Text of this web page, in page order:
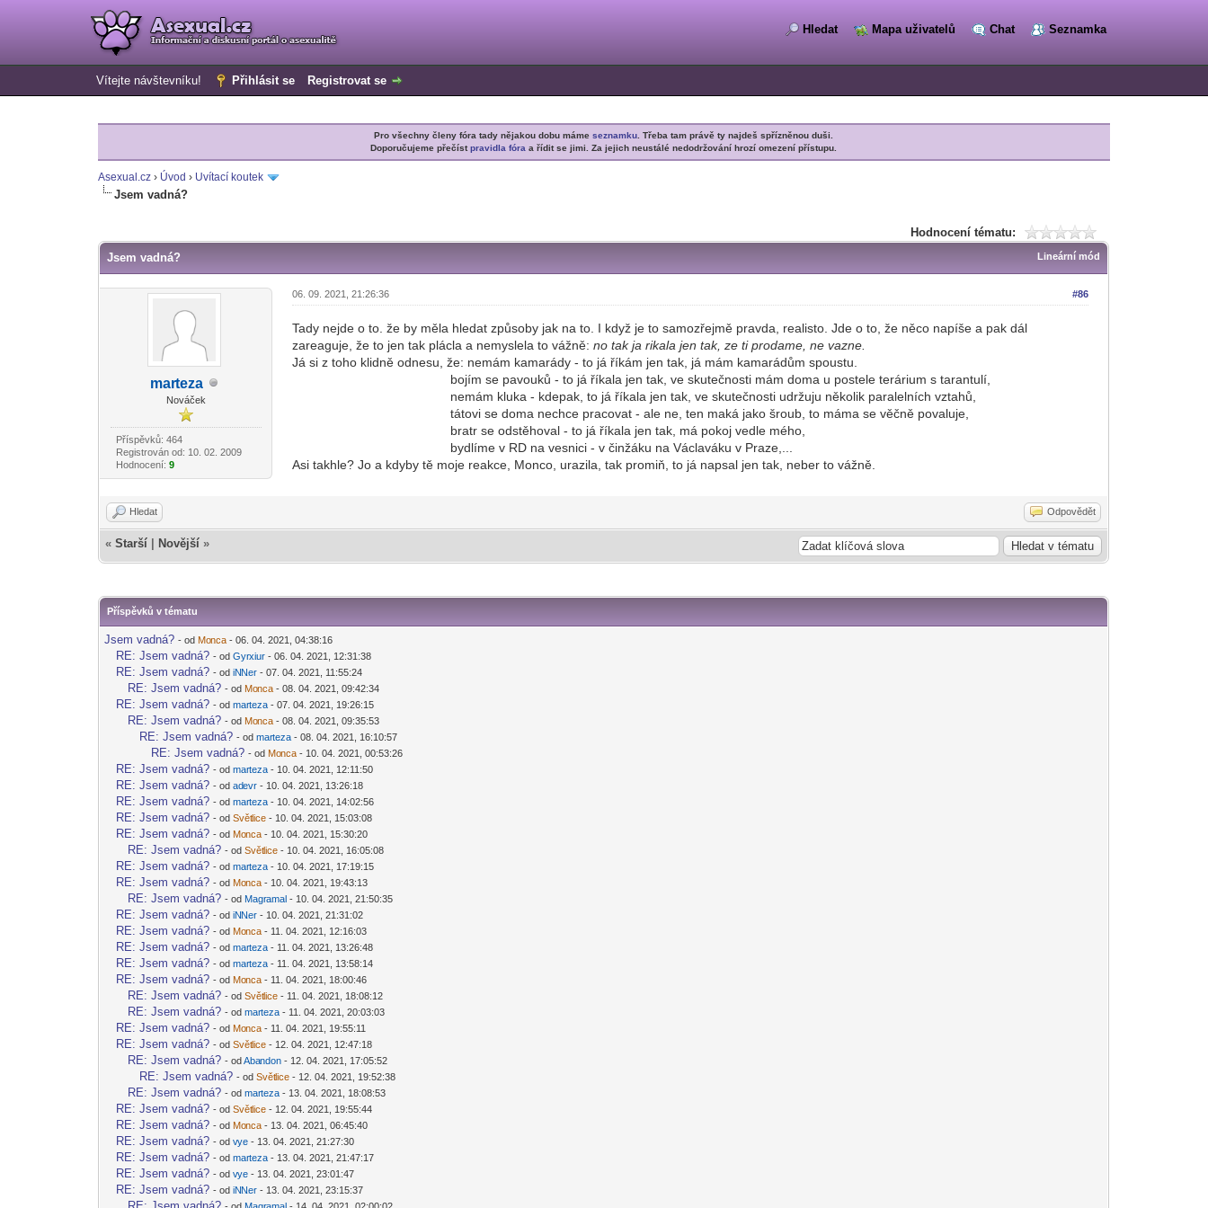
Hledat Mapa uživatelů Chat Seznamka
Vítejte návštevníku! Přihlásit se Registrovat se
Pro všechny členy fóra tady nějakou dobu mámeseznamku . Třeba tam právě ty najdeš spřízněnou duši.
Doporučujeme přečístpravidla fóra a řídit se jimi. Za jejich neustálé nedodržování hrozí omezení přístupu.
Asexual.cz › Úvod › Uvítací koutek
Jsem vadná?
Hodnocení tématu:
Lineární mód
Jsem vadná?
marteza
Nováček
Příspěvků: 464
Registrován od: 10. 02. 2009
Hodnocení: 9
#86
06. 09. 2021, 21:26:36
Tady nejde o to. že by měla hledat způsoby jak na to. I když je to samozřejmě pravda, realisto. Jde o to, že něco napíše a pak dál
zareaguje, že to jen tak plácla a nemyslela to vážně: no tak ja rikala jen tak, ze ti prodame, ne vazne.
Já si z toho klidně odnesu, že: nemám kamarády - to já říkám jen tak, já mám kamarádům spoustu.
bojím se pavouků - to já říkala jen tak, ve skutečnosti mám doma u postele terárium s tarantulí,
nemám kluka - kdepak, to já říkala jen tak, ve skutečnosti udržuju několik paralelních vztahů,
tátovi se doma nechce pracovat - ale ne, ten maká jako šroub, to máma se věčně povaluje,
bratr se odstěhoval - to já říkala jen tak, má pokoj vedle mého,
bydlíme v RD na vesnici - v činžáku na Václaváku v Praze,...
Asi takhle? Jo a kdyby tě moje reakce, Monco, urazila, tak promiň, to já napsal jen tak, neber to vážně.
Hledat Odpovědět
«Starší Novější »
Příspěvků v tématu
Jsem vadná? - od Monca - 06. 04. 2021, 04:38:16
RE: Jsem vadná? - odGyrxiur - 06. 04. 2021, 12:31:38
RE: Jsem vadná? - odiNNer - 07. 04. 2021, 11:55:24
RE: Jsem vadná? - od Monca - 08. 04. 2021, 09:42:34
RE: Jsem vadná? - odmarteza - 07. 04. 2021, 19:26:15
RE: Jsem vadná? - od Monca - 08. 04. 2021, 09:35:53
RE: Jsem vadná? - odmarteza - 08. 04. 2021, 16:10:57
RE: Jsem vadná? - od Monca - 10. 04. 2021, 00:53:26
RE: Jsem vadná? - odmarteza - 10. 04. 2021, 12:11:50
RE: Jsem vadná? - odadevr - 10. 04. 2021, 13:26:18
RE: Jsem vadná? - odmarteza - 10. 04. 2021, 14:02:56
RE: Jsem vadná? - odSvětlice - 10. 04. 2021, 15:03:08
RE: Jsem vadná? - od Monca - 10. 04. 2021, 15:30:20
RE: Jsem vadná? - odSvětlice - 10. 04. 2021, 16:05:08
RE: Jsem vadná? - odmarteza - 10. 04. 2021, 17:19:15
RE: Jsem vadná? - od Monca - 10. 04. 2021, 19:43:13
RE: Jsem vadná? - od Magramal - 10. 04. 2021, 21:50:35
RE: Jsem vadná? - odiNNer - 10. 04. 2021, 21:31:02
RE: Jsem vadná? - od Monca - 11. 04. 2021, 12:16:03
RE: Jsem vadná? - odmarteza - 11. 04. 2021, 13:26:48
RE: Jsem vadná? - odmarteza - 11. 04. 2021, 13:58:14
RE: Jsem vadná? - od Monca - 11. 04. 2021, 18:00:46
RE: Jsem vadná? - odSvětlice - 11. 04. 2021, 18:08:12
RE: Jsem vadná? - odmarteza - 11. 04. 2021, 20:03:03
RE: Jsem vadná? - od Monca - 11. 04. 2021, 19:55:11
RE: Jsem vadná? - odSvětlice - 12. 04. 2021, 12:47:18
RE: Jsem vadná? - odAbandon - 12. 04. 2021, 17:05:52
RE: Jsem vadná? - odSvětlice - 12. 04. 2021, 19:52:38
RE: Jsem vadná? - odmarteza - 13. 04. 2021, 18:08:53
RE: Jsem vadná? - odSvětlice - 12. 04. 2021, 19:55:44
RE: Jsem vadná? - od Monca - 13. 04. 2021, 06:45:40
RE: Jsem vadná? - odvye - 13. 04. 2021, 21:27:30
RE: Jsem vadná? - odmarteza - 13. 04. 2021, 21:47:17
RE: Jsem vadná? - odvye - 13. 04. 2021, 23:01:47
RE: Jsem vadná? - odiNNer - 13. 04. 2021, 23:15:37